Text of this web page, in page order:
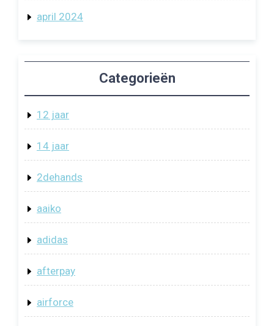
april 2024
Categorieën
12 jaar
14 jaar
2dehands
aaiko
adidas
afterpay
airforce